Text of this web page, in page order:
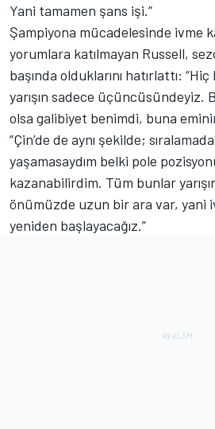
Yani tamamen şans işi.”
Şampiyona mücadelesinde ivme
yorumlara katılmayan Russell,
başında olduklarını hatırlattı: “Hiç
yarışın sadece üçüncüsündeyiz.
olsa galibiyet benimdi, buna
“Çin’de de aynı şekilde;
yaşamasaydım belki pole
kazanabilirdim. Tüm bunlar
önümüzde uzun bir ara var, yani
yeniden başlayacağız.”